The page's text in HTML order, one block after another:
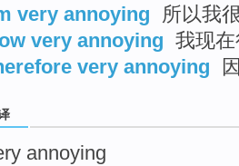
very annoying
所以我
very annoying 我现
very annoying
annoying